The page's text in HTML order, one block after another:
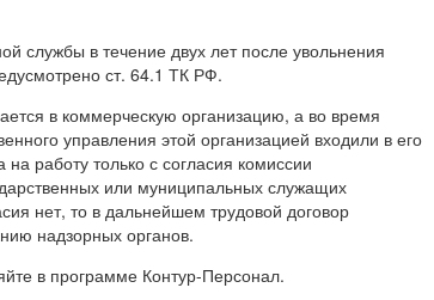
службы в течение двух лет после увольнения
ст. 64.1 ТК РФ.
в коммерческую организацию, а во время
управления этой организацией входили в его
работу только с согласия комиссии
или муниципальных служащих
нет, то в дальнейшем трудовой договор
надзорных органов.
в программе Контур-Персонал.